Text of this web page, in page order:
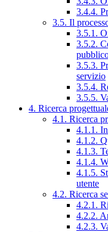
3.4.4.
3.5. Il
3.5.1.
3.5.2.
3.5.3.
servizio
3.5.4.
3.5.5.
4. Ricerca
4.1. Ricerca
4.1.1.
4.1.2.
4.1.3.
4.1.4.
4.1.5.
utente
4.2. Ricerca
4.2.1.
4.2.2.
4.2.3.